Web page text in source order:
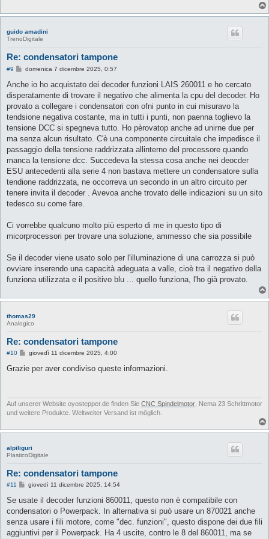
guido amadini
TrenoDigitale
Re: condensatori tampone
#9
M
s
a
g
i
o
domenica 7 dicembre 2025, 0:57
Anche io ho acquistato dei decoder funzioni LAIS 260011 e ho cercato
disperatamente di trovare il negativo che alimenta la cpu del decoder. Ho
provato a collegare i condensatori con ofni punto in cui misuravo la
tendsione negativa costante, ma in tutti i punti, non paenna toglievo la
tensione DCC si spegneva tutto. Ho pèrovatop anche ad unirne due per
ma senza alcun risultato. C'è una componente circuitale che impedisce il
passaggio della tensione raddrizzata allinterno del processore quando
manca la tensione dcc. Succedeva la stessa cosa anche nei deocder
ESU antecedenti alla serie 4 non bastava mettere un condensatore sulla
tendione raddrizzata, ne occorreva un secondo in un altro circuito per
tenere invita il decoder . Avevoa anche trovato delle indicazioni su un sito
tedesco su come fare.
Ci vorrebbe qualcuno molto più esperto di me in questo tipo di
micorprocessori per trovare una soluzione, ammesso che sia possibile
Se il decoder viene usato solo per l'illuminazione di una carrozza si può
ovviare inserendo una capacità adeguata a valle, cioè tra il negativo della
funziona utilizzata e il positivo blu ... quello funziona, l'ho già provato.
thomas29
Analogico
Re: condensatori tampone
#10
M
s
i
o
giovedì 11 dicembre 2025, 4:00
Grazie per aver condiviso queste informazioni.
Auf unserer Website oyostepper.de finden Sie CNC Spindelmotor , Nema 23 Schrittmotor
und weitere Produkte. Weltweiter Versand ist möglich.
alpiliguri
PlasticoDigitale
Re: condensatori tampone
#11
M
s
a
g
i
giovedì 11 dicembre 2025, 14:54
Se usate il decoder funzioni 860011, questo non è compatibile con
condensatori o Powerpack. In alternativa si può usare un 870021 anche
senza usare i fili motore, come "dec. funzioni", questo dispone dei due fili
aggiuntivi per il Powerpack. Ha 4 uscite, contro le 8 del 860011, ma se